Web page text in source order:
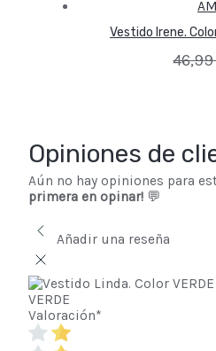
Vestido Irene.
Opiniones de
Aún no hay opiniones para
primera en opinar!💬
Añadir una reseña
VERDE
Valoración*